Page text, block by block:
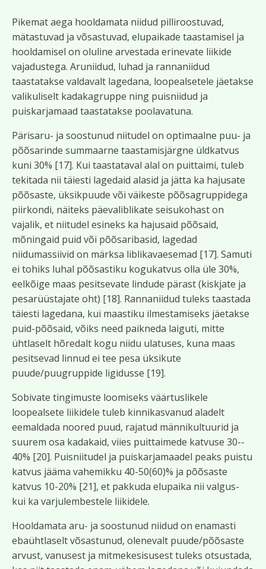
Pikemat aega hooldamata niidud pilliroostuvad,
mätastuvad ja võsastuvad, elupaikade taastamisel ja
hooldamisel on oluline arvestada erinevate liikide
vajadustega. Aruniidud, luhad ja rannaniidud
taastatakse valdavalt lagedana, loopealsetele jäetakse
valikuliselt kadakagruppe ning puisniidud ja
puiskarjamaad taastatakse poolavatuna.
Pärisaru- ja soostunud niitudel on optimaalne puu- ja
põõsarinde summaarne taastamisjärgne üldkatvus
kuni 30% [17]. Kui taastataval alal on puittaimi, tuleb
tekitada nii täiesti lagedaid alasid ja jätta ka hajusate
põõsaste, üksikpuude või väikeste põõsagruppidega
piirkondi, näiteks päevaliblikate seisukohast on
vajalik, et niitudel esineks ka hajusaid põõsaid,
mõningaid puid või põõsaribasid, lagedad
niidumassiivid on märksa liblikavaesemad [17]. Samuti
ei tohiks luhal põõsastiku kogukatvus olla üle 30%,
eelkõige maas pesitsevate lindude pärast (kiskjate ja
pesarüüstajate oht) [18]. Rannaniidud tuleks taastada
täiesti lagedana, kui maastiku ilmestamiseks jäetakse
puid-põõsaid, võiks need paikneda laiguti, mitte
ühtlaselt hõredalt kogu niidu ulatuses, kuna maas
pesitsevad linnud ei tee pesa üksikute
puude/puugruppide ligidusse [19].
Sobivate tingimuste loomiseks väärtuslikele
loopealsete liikidele tuleb kinnikasvanud aladelt
eemaldada noored puud, rajatud männikultuurid ja
suurem osa kadakaid, viies puittaimede katvuse 30-­
40% [20]. Puisniitudel ja puiskarjamaadel peaks puistu
katvus jääma vahemikku 40-50(60)% ja põõsaste
katvus 10-20% [21], et pakkuda elupaika nii valgus-
kui ka varjulembestele liikidele.
Hooldamata aru- ja soostunud niidud on enamasti
ebaühtlaselt võsastunud, olenevalt puude/põõsaste
arvust, vanusest ja mitmekesisusest tuleks otsustada,